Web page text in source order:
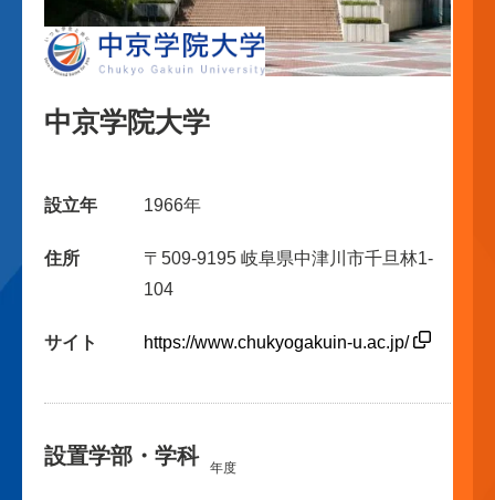
中京学院大学
設立年 1966年
住所
〒509-9195 岐阜県中津川市千旦林1-
104
サイト https://www.chukyogakuin-u.ac.jp/
設置学部・学科 年度